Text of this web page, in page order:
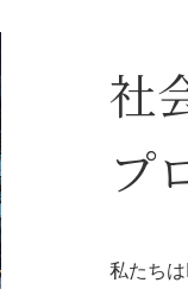
社
プ
私たち